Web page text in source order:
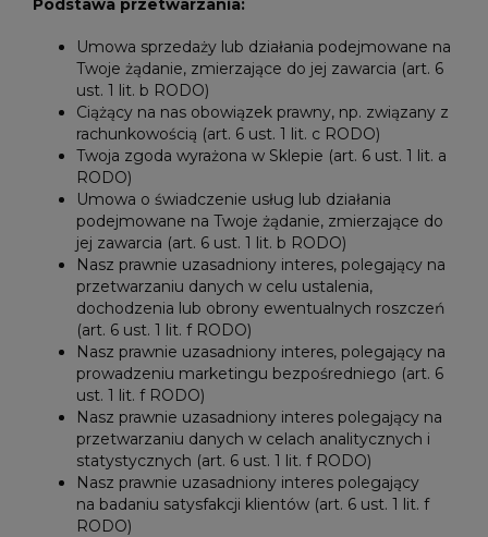
Podstawa przetwarzania:
Umowa sprzedaży lub działania podejmowane na
Twoje żądanie, zmierzające do jej zawarcia (art. 6
ust. 1 lit. b RODO)
Ciążący na nas obowiązek prawny, np. związany z
rachunkowością (art. 6 ust. 1 lit. c RODO)
Twoja zgoda wyrażona w Sklepie (art. 6 ust. 1 lit. a
RODO)
Umowa o świadczenie usług lub działania
podejmowane na Twoje żądanie, zmierzające do
jej zawarcia (art. 6 ust. 1 lit. b RODO)
Nasz prawnie uzasadniony interes, polegający na
przetwarzaniu danych w celu ustalenia,
dochodzenia lub obrony ewentualnych roszczeń
(art. 6 ust. 1 lit. f RODO)
Nasz prawnie uzasadniony interes, polegający na
prowadzeniu marketingu bezpośredniego (art. 6
ust. 1 lit. f RODO)
Nasz prawnie uzasadniony interes polegający na
przetwarzaniu danych w celach analitycznych i
statystycznych (art. 6 ust. 1 lit. f RODO)
Nasz prawnie uzasadniony interes polegający
na badaniu satysfakcji klientów (art. 6 ust. 1 lit. f
RODO)